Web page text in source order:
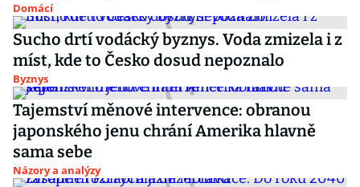
Domácí
Sucho drtí vodácký byznys. Voda zmizela i z
míst, kde to Česko dosud nepoznalo
Byznys
Tajemství měnové intervence: obranou
japonského jenu chrání Amerika hlavně
sama sebe
Názory a analýzy